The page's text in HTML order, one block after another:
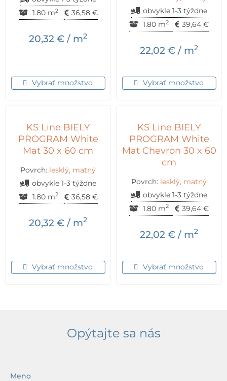
1.80 m2 36,58 €
20,32 € / m2
Vybrať množstvo
obvykle 1-3 týždne
1.80 m2 39,64 €
22,02 € / m2
Vybrať množstvo
KS Line BIELY
PROGRAM White
Mat 30 x 60 cm
Povrch: lesklý, matný
obvykle 1-3 týždne
1.80 m2 36,58 €
20,32 € / m2
Vybrať množstvo
KS Line BIELY
PROGRAM White
Mat Chevron 30 x 60
cm
Povrch: lesklý, matný
obvykle 1-3 týždne
1.80 m2 39,64 €
22,02 € / m2
Vybrať množstvo
Opýtajte sa nás
Meno